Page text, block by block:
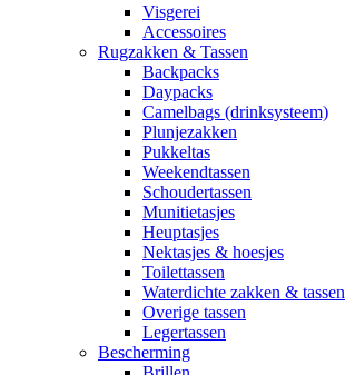
Visgerei
Accessoires
Rugzakken & Tassen
Backpacks
Daypacks
Camelbags (drinksysteem)
Plunjezakken
Pukkeltas
Weekendtassen
Schoudertassen
Munitietasjes
Heuptasjes
Nektasjes & hoesjes
Toilettassen
Waterdichte zakken & tassen
Overige tassen
Legertassen
Bescherming